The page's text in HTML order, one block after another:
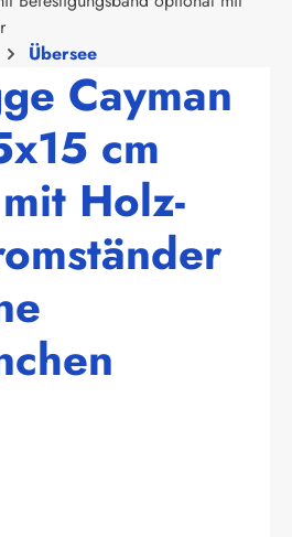
Übersee
Cayman
cm
Holz-